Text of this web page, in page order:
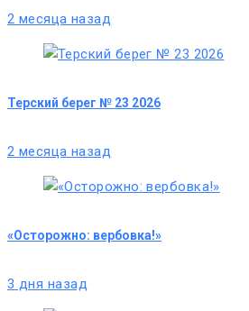
2 месяца назад
Терский берег № 23 2026
2 месяца назад
«Осторожно: вербовка!»
3 дня назад